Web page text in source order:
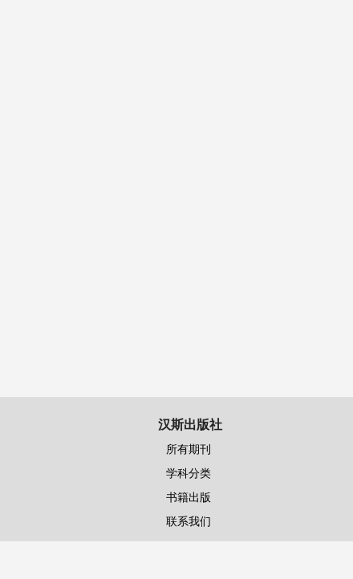
汉斯出版社
所有期刊
学科分类
书籍出版
联系我们